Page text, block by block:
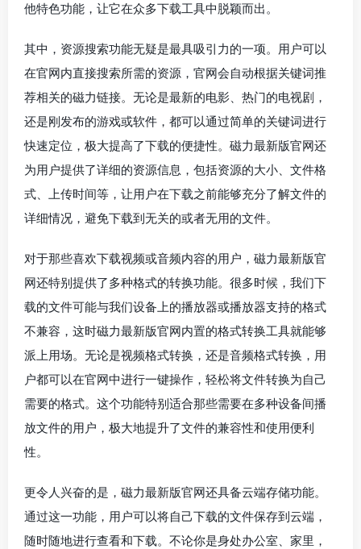
他特色功能，让它在众多下载工具中脱颖而出。
其中，资源搜索功能无疑是最具吸引力的一项。用户可以
在官网内直接搜索所需的资源，官网会自动根据关键词推
荐相关的磁力链接。无论是最新的电影、热门的电视剧，
还是刚发布的游戏或软件，都可以通过简单的关键词进行
快速定位，极大提高了下载的便捷性。磁力最新版官网还
为用户提供了详细的资源信息，包括资源的大小、文件格
式、上传时间等，让用户在下载之前能够充分了解文件的
详细情况，避免下载到无关的或者无用的文件。
对于那些喜欢下载视频或音频内容的用户，磁力最新版官
网还特别提供了多种格式的转换功能。很多时候，我们下
载的文件可能与我们设备上的播放器或播放器支持的格式
不兼容，这时磁力最新版官网内置的格式转换工具就能够
派上用场。无论是视频格式转换，还是音频格式转换，用
户都可以在官网中进行一键操作，轻松将文件转换为自己
需要的格式。这个功能特别适合那些需要在多种设备间播
放文件的用户，极大地提升了文件的兼容性和使用便利
性。
更令人兴奋的是，磁力最新版官网还具备云端存储功能。
通过这一功能，用户可以将自己下载的文件保存到云端，
随时随地进行查看和下载。不论你是身处办公室、家里，